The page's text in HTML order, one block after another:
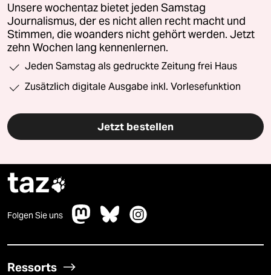
Unsere wochentaz bietet jeden Samstag
Journalismus, der es nicht allen recht macht und
Stimmen, die woanders nicht gehört werden. Jetzt
zehn Wochen lang kennenlernen.
Jeden Samstag als gedruckte Zeitung frei Haus
Zusätzlich digitale Ausgabe inkl. Vorlesefunktion
Jetzt bestellen
taz
Folgen Sie uns
Ressorts